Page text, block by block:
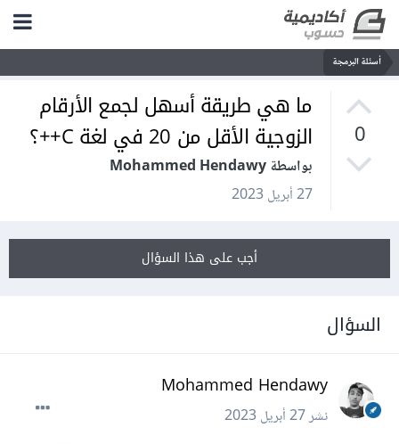
أسئلة البرمجة
0
ما هي طريقة أسهل لجمع الأرقام
الزوجية الأقل من 20 في لغة C++؟
بواسطة Mohammed Hendawy
27 أبريل 2023
أجب على هذا السؤال
السؤال
Mohammed Hendawy
نشر27 أبريل 2023